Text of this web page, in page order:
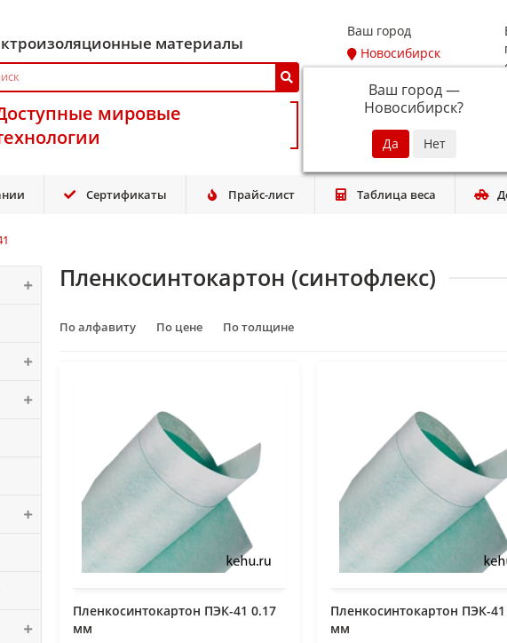
материалы
мировые
Ваш город
Новосибирск
Ваш город —
Новосибирск?
Сертификаты Прайс-лист Таблица веса
Пленкосинтокартон (синтофлекс)
По алфавиту По цене По толщине
Пленкосинтокартон ПЭК-41 0.17
мм
Пленкосинтокартон ПЭК-41
мм